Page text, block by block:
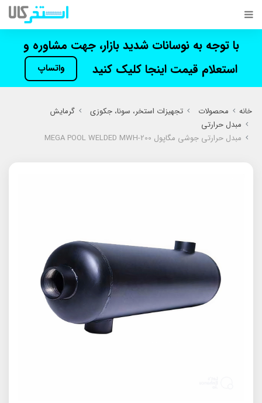
با توجه به نوسانات شدید بازار، جهت مشاوره و
استعلام قیمت اینجا کلیک کنید
واتساپ
خانه محصولات تجهیزات استخر، سونا، جکوزی
گرمایش
مبدل حرارتی
مبدل حرارتی جوشی مگاپول MEGA POOL WELDED MWH-200